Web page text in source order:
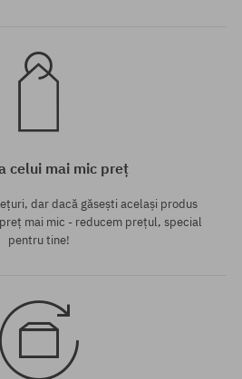
celui mai mic preț
dar dacă găsești același produs
mai mic - reducem prețul, special
pentru tine!